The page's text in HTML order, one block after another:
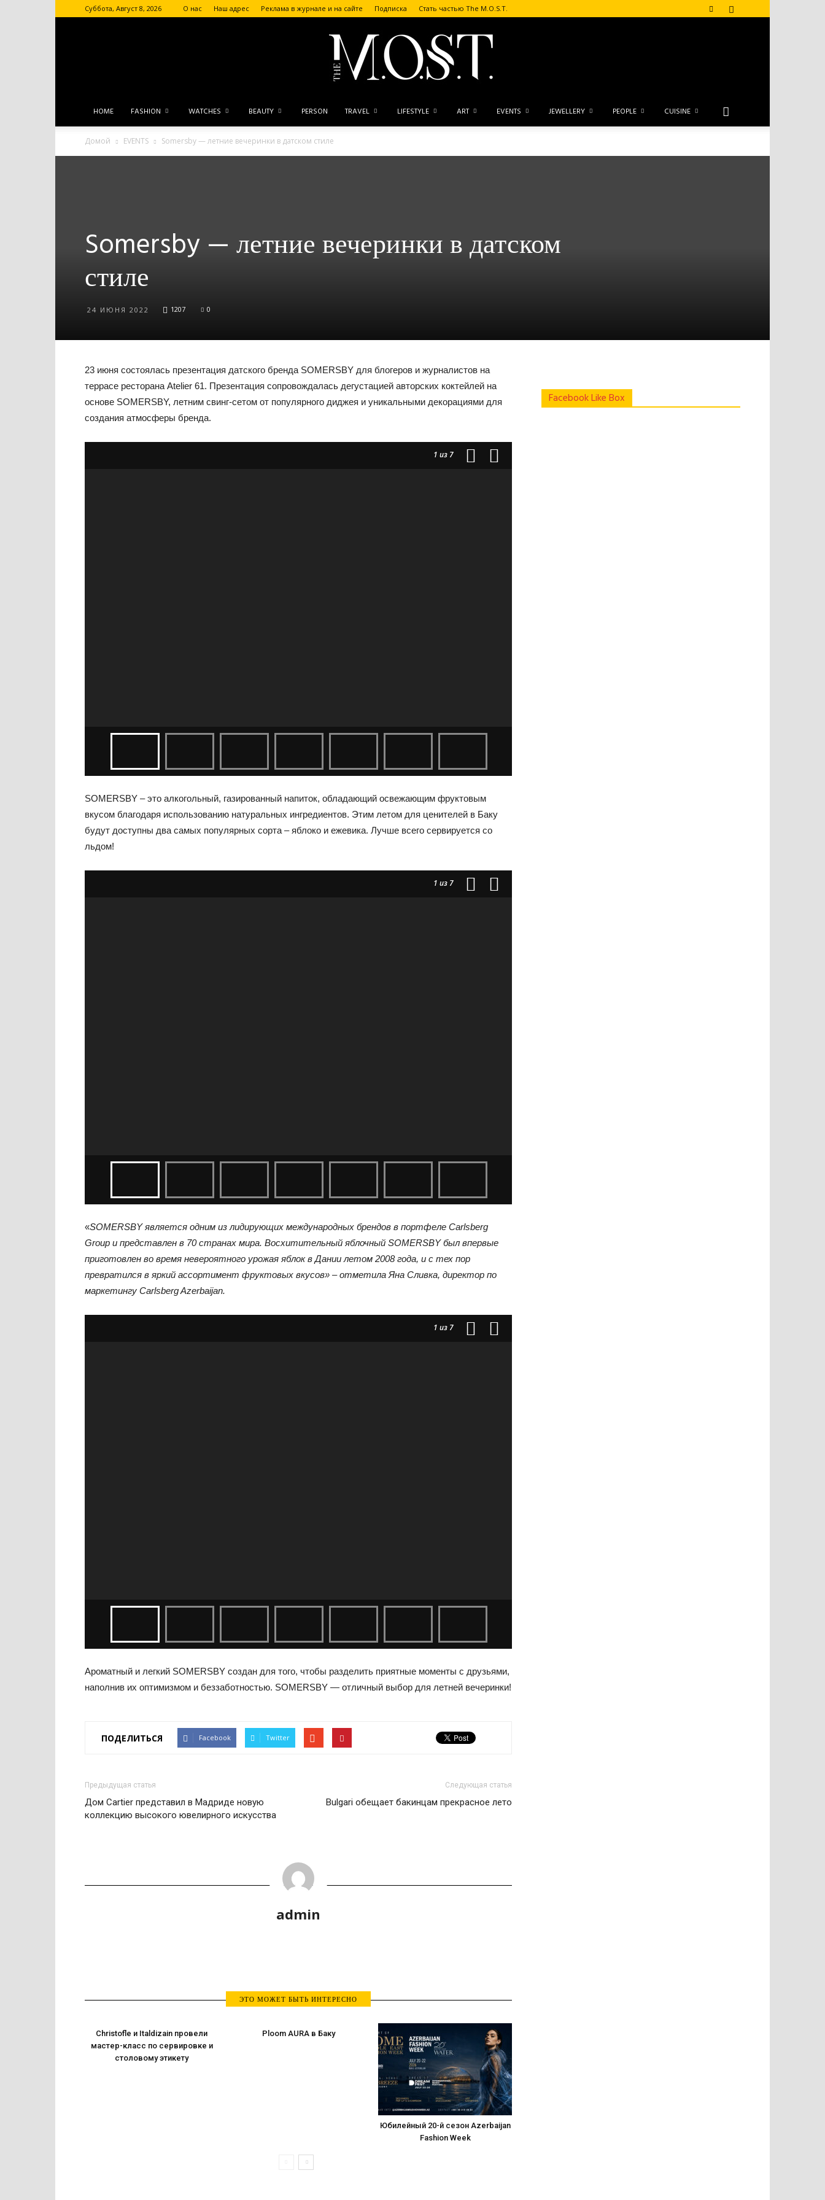
Суббота, Август 8, 2026 О нас Наш адрес Реклама в журнале и на сайте Подписка Стать частью The M.O.S.T.
The
HOME FASHION WATCHES BEAUTY PERSON TRAVEL LIFESTYLE ART EVENTS JEWELLERY PEOPLE CUISINE
Домой EVENTS Somersby — летние вечеринки в датском стиле
Somersby — летние вечеринки в датском
стиле
24 ИЮНЯ 2022 1207 0
23 июня состоялась презентация датского бренда SOMERSBY для блогеров и журналистов на
террасе ресторана Atelier 61. Презентация сопровождалась дегустацией авторских коктейлей на
основе SOMERSBY, летним свинг-сетом от популярного диджея и уникальными декорациями для
создания атмосферы бренда.
1 из 7
SOMERSBY – это алкогольный, газированный напиток, обладающий освежающим фруктовым
вкусом благодаря использованию натуральных ингредиентов. Этим летом для ценителей в Баку
будут доступны два самых популярных сорта – яблоко и ежевика. Лучше всего сервируется со
льдом!
1 из 7
«SOMERSBY является одним из лидирующих международных брендов в портфеле Carlsberg
Group и представлен в 70 странах мира. Восхитительный яблочный SOMERSBY был впервые
приготовлен во время невероятного урожая яблок в Дании летом 2008 года, и с тех пор
превратился в яркий ассортимент фруктовых вкусов» – отметила Яна Сливка, директор по
маркетингу Carlsberg Azerbaijan.
1 из 7
Ароматный и легкий SOMERSBY создан для того, чтобы разделить приятные моменты с друзьями,
наполнив их оптимизмом и беззаботностью. SOMERSBY — отличный выбор для летней вечеринки!
ПОДЕЛИТЬСЯ Facebook Twitter
Предыдущая статья
Дом Cartier представил в Мадриде новую
коллекцию высокого ювелирного искусства
Следующая статья
Bulgari обещает бакинцам прекрасное лето
admin
ЭТО МОЖЕТ БЫТЬ ИНТЕРЕСНО
Christofle и Italdizain провели
мастер-класс по сервировке и
столовому этикету
Ploom AURA в Баку
Юбилейный 20-й сезон Azerbaijan
Fashion Week
Facebook Like Box